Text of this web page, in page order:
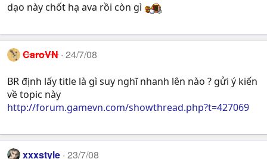
dạo này chốt hạ ava rồi còn gì
CaroVN 24/7/08
BR định lấy title là gì suy nghĩ nhanh lên nào ? gửi ý kiến
về topic này
http://forum.gamevn.com/showthread.php?t=427069
xxxstyle 23/7/08